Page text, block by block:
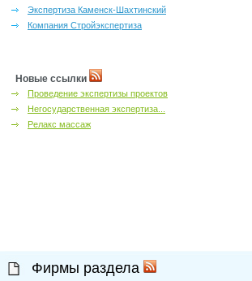
Экспертиза Каменск-Шахтинский
Компания Стройэкспертиза
Новые ссылки
Проведение экспертизы проектов
Негосударственная экспертиза...
Релакс массаж
Фирмы раздела